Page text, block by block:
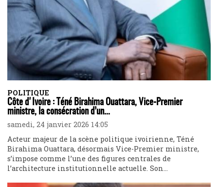
POLITIQUE
Côte d'Ivoire : Téné Birahima Ouattara, Vice-Premier
ministre, la consécration d’un...
samedi, 24 janvier 2026 14:05
Acteur majeur de la scène politique ivoirienne, Téné
Birahima Ouattara, désormais Vice-Premier ministre,
s’impose comme l’une des figures centrales de
l’architecture institutionnelle actuelle. Son...